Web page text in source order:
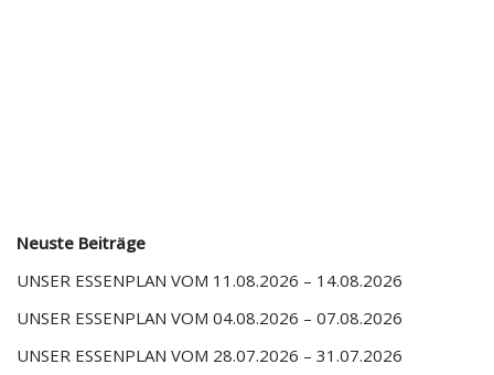
Neuste Beiträge
UNSER ESSENPLAN VOM 11.08.2026 – 14.08.2026
UNSER ESSENPLAN VOM 04.08.2026 – 07.08.2026
UNSER ESSENPLAN VOM 28.07.2026 – 31.07.2026